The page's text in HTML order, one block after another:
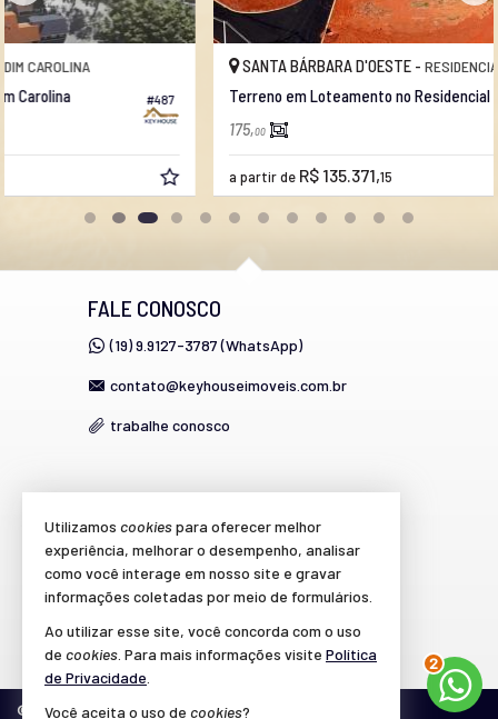
#466
SANTA BÁRBARA D'OESTE -RESIDENCIAL CACHOEIRAS
Terreno em Loteamento no Residencial Cachoeira
R$ 135.371,
FALE CONOSCO
(19) 9.9127-3787 (WhatsApp)
contato@keyhouseimoveis.com.br
trabalhe conosco
cadastre seu imóvel
imóveis favoritos
mapa de imóveis
© 2026CRECI/SP 39.864-J Política de Privacidade
2
Utilizamos cookiespara oferecer melhor
experiência, melhorar o desempenho, analisar
como você interage em nosso site e gravar
informações coletadas por meio de formulários.
Ao utilizar esse site, você concorda com o uso
de cookies . Para mais informações visite Política
de Privacidade
Você aceita o uso de cookies?